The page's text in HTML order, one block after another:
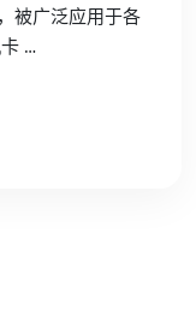
被广泛应用于各
…